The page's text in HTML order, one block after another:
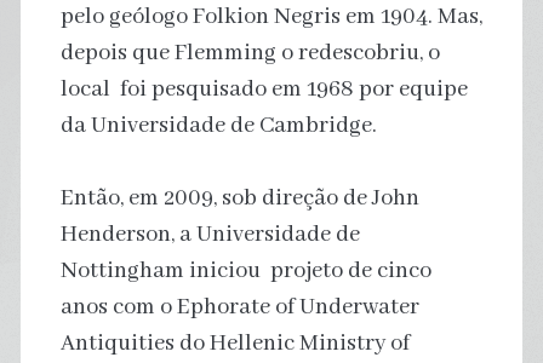
pelo geólogo Folkion Negris em 1904. Mas,
depois que Flemming o redescobriu, o
local foi pesquisado em 1968 por equipe
da Universidade de Cambridge.
Então, em 2009, sob direção de John
Henderson, a Universidade de
Nottingham iniciou projeto de cinco
anos com o Ephorate of Underwater
Antiquities do Hellenic Ministry of